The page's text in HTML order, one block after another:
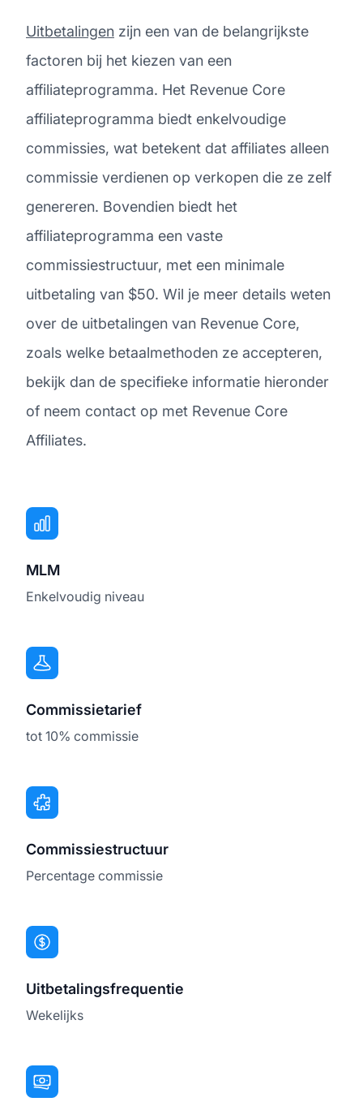
Uitbetalingen zijn een van de belangrijkste
factoren bij het kiezen van een
affiliateprogramma. Het Revenue Core
affiliateprogramma biedt enkelvoudige
commissies, wat betekent dat affiliates alleen
commissie verdienen op verkopen die ze zelf
genereren. Bovendien biedt het
affiliateprogramma een vaste
commissiestructuur, met een minimale
uitbetaling van $50. Wil je meer details weten
over de uitbetalingen van Revenue Core,
zoals welke betaalmethoden ze accepteren,
bekijk dan de specifieke informatie hieronder
of neem contact op met Revenue Core
Affiliates.
MLM
Enkelvoudig niveau
Commissietarief
tot 10% commissie
Commissiestructuur
Percentage commissie
Uitbetalingsfrequentie
Wekelijks